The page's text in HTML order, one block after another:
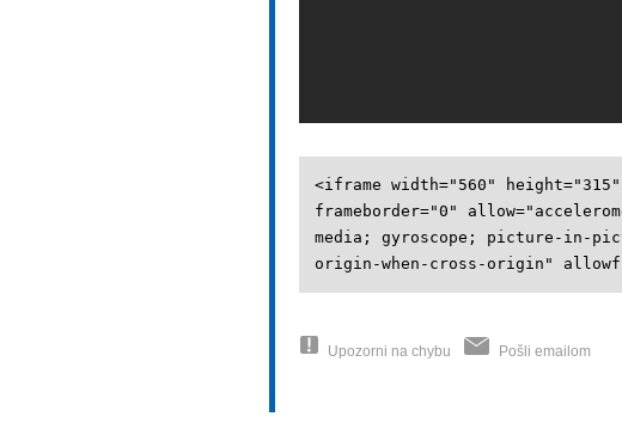
<iframe width="560" height="315"
frameborder="0"
media; gyroscope; picture-in-
origin-when-cross-origin"
Upozorni na chybu Pošli emailom